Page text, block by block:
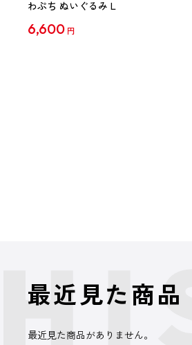
わぷち ぬいぐるみ L
6,600 円
最近見た商品
最近見た商品がありません。